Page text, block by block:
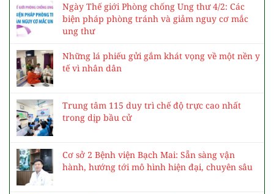
Ngày Thế giới Phòng chống Ung thư 4/2: Các
biện pháp phòng tránh và giảm nguy cơ mắc
ung thư
Những lá phiếu gửi gắm khát vọng về một nền y
tế vì nhân dân
Trung tâm 115 duy trì chế độ trực cao nhất
trong dịp bầu cử
Cơ sở 2 Bệnh viện Bạch Mai: Sẵn sàng vận
hành, hướng tới mô hình hiện đại, chuyên sâu